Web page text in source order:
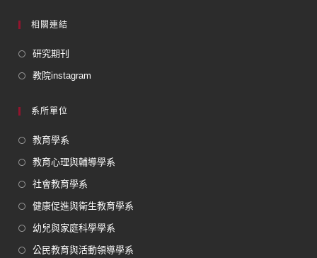
相關連結
研究期刊
教院instagram
系所單位
教育學系
教育心理與輔導學系
社會教育學系
健康促進與衛生教育學系
幼兒與家庭科學學系
公民教育與活動領導學系